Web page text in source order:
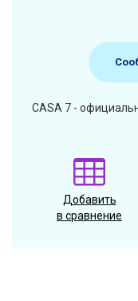
CASA 7 -
Добавить
в сравнение